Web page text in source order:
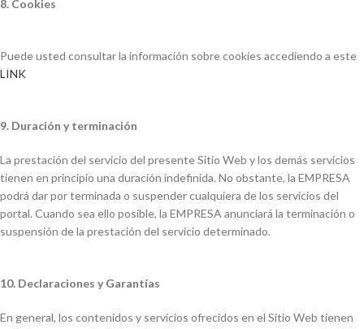
8. Cookies
Puede usted consultar la información sobre cookies accediendo a este
LINK
9. Duración y terminación
La prestación del servicio del presente Sitio Web y los demás servicios
tienen en principio una duración indefinida. No obstante, la EMPRESA
podrá dar por terminada o suspender cualquiera de los servicios del
portal. Cuando sea ello posible, la EMPRESA anunciará la terminación o
suspensión de la prestación del servicio determinado.
10. Declaraciones y Garantías
En general, los contenidos y servicios ofrecidos en el Sitio Web tienen